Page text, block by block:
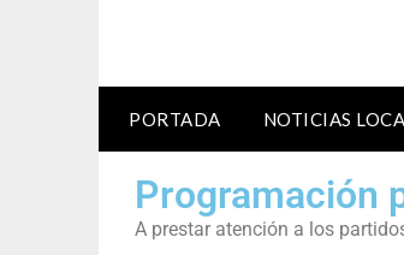
PORTADA NOTICIAS
Programación
A prestar atención a los